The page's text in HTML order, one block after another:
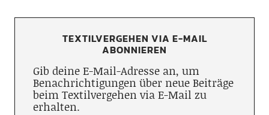
TEXTILVERGEHEN VIA E-MAIL
ABONNIEREN
Gib deine E-Mail-Adresse an, um
Benachrichtigungen über neue Beiträge
beim Textilvergehen via E-Mail zu
erhalten.